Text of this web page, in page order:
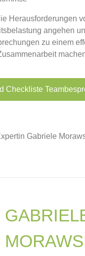
Herausforderungen
angehen
zu einem
Checkliste
Gabriele